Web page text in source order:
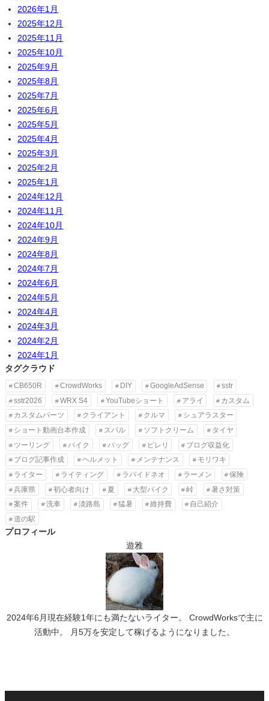
2026年1月
2025年12月
2025年11月
2025年10月
2025年9月
2025年8月
2025年7月
2025年6月
2025年5月
2025年4月
2025年3月
2025年2月
2025年1月
2024年12月
2024年11月
2024年10月
2024年9月
2024年8月
2024年7月
2024年6月
2024年5月
2024年4月
2024年3月
2024年2月
2024年1月
タグクラウド
CB650R CrowdWorks DIY GoogleAdSense
sstr
sstr2026
WRX S4 YouTubeショート アライ
カスタム
カスタムパーツ
クライアント クルマ
シュアラスター
ショート動画台本作成
スバル ソフトクリーム
タイヤ
ツーリング
バイク バッグ ピレリ
ブログ収益化
ブログ記事作成
ヘルメット メンテナンス
モリワキ
ライター
ライティング ラパイドネオ ラーメン
保険
兵庫県
初心者向け 夏 大型バイク 峠
暑さ対策
案件
洗車 淡路島 猛暑 維持費
自己紹介
道の駅
プロフィール
遊雅
2024年6月現在経験1年にも満たないライター。 CrowdWorksで主に
活動中。 月5万を安定して稼げるようになりました。